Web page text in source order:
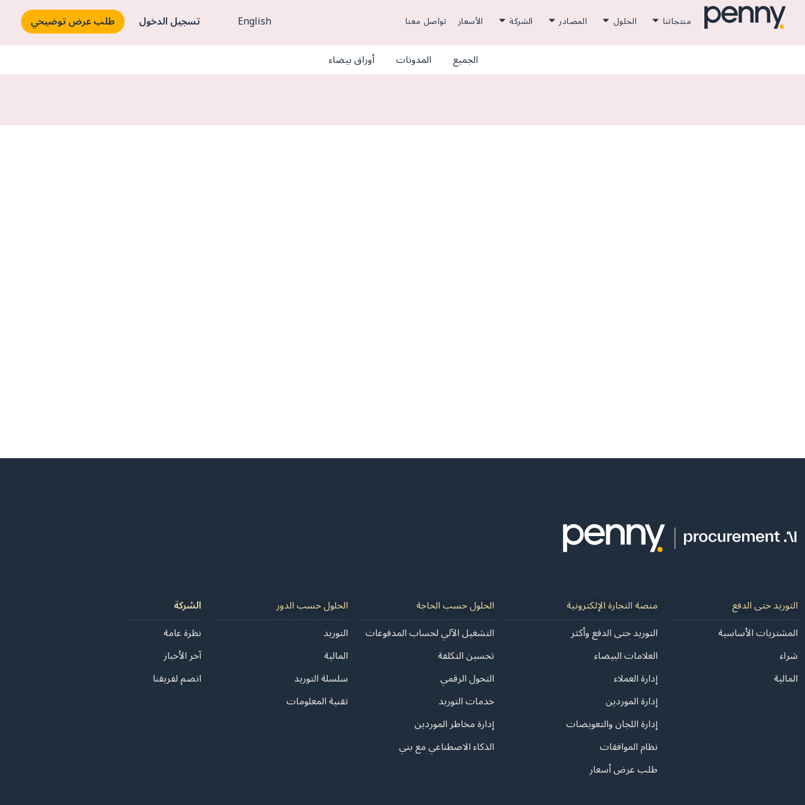
منتجاتنا الحلول المصادر الشركة الأسعار تواصل معنا English تسجيل الدخول
طلب عرض توضيحي
الجميع
المدونات أوراق بيضاء
التوريد حتى الدفع
المشتريات الأساسية
شراء
المالية
منصة التجارة الإلكترونية
التوريد حتى الدفع وأكثر
العلامات البيضاء
إدارة العملاء
إدارة الموردين
إدارة اللجان والتعويضات
نظام الموافقات
طلب عرض أسعار
الحلول حسب الحاجة
التشغيل الآلي لحساب المدفوعات
تحسين التكلفة
التحول الرقمي
خدمات التوريد
إدارة مخاطر الموردين
الذكاء الاصطناعي مع بني
الحلول حسب الدور
التوريد
المالية
سلسلة التوريد
تقنية المعلومات
الشركة
نظرة عامة
آخر الأخبار
انضم لفريقنا